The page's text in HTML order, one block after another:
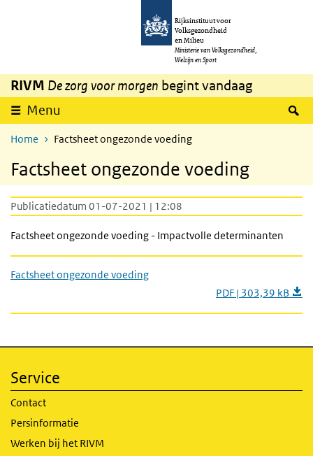
Overslaan en naar de inhoud gaan
Rijksinstituut voor
Volksgezondheid
en Milieu
Ministerie van Volksgezondheid,
Welzijn en Sport
RIVM De zorg voor morgen begint vandaag
Menu
Home Factsheet ongezonde voeding
Factsheet ongezonde voeding
Publicatiedatum 01-07-2021 | 12:08
Factsheet ongezonde voeding - Impactvolle determinanten
Factsheet ongezonde voeding
PDF | 303,39 kB
Service
Contact
Persinformatie
Werken bij het RIVM